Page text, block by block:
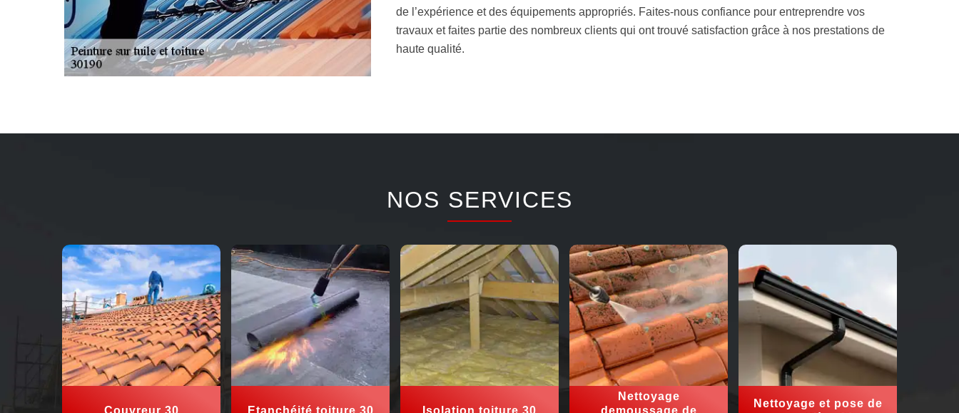
de l’expérience et des équipements appropriés. Faites-nous confiance pour entreprendre vos
travaux et faites partie des nombreux clients qui ont trouvé satisfaction grâce à nos prestations de
haute qualité.
NOS SERVICES
Couvreur 30 Etanchéité toiture 30 Isolation toiture 30
Nettoyage
demoussage de
Nettoyage et pose de